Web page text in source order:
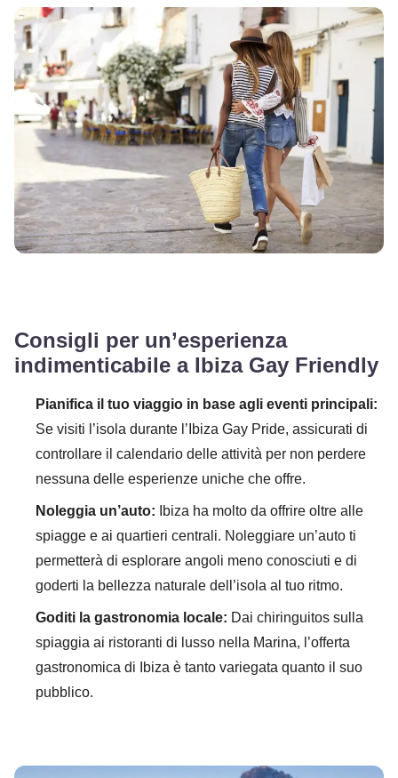
Consigli per un’esperienza
indimenticabile a Ibiza Gay Friendly
Pianifica il tuo viaggio in base agli eventi principali:
Se visiti l’isola durante l’Ibiza Gay Pride, assicurati di
controllare il calendario delle attività per non perdere
nessuna delle esperienze uniche che offre.
Noleggia un’auto: Ibiza ha molto da offrire oltre alle
spiagge e ai quartieri centrali. Noleggiare un’auto ti
permetterà di esplorare angoli meno conosciuti e di
goderti la bellezza naturale dell’isola al tuo ritmo.
Goditi la gastronomia locale: Dai chiringuitos sulla
spiaggia ai ristoranti di lusso nella Marina, l’offerta
gastronomica di Ibiza è tanto variegata quanto il suo
pubblico.